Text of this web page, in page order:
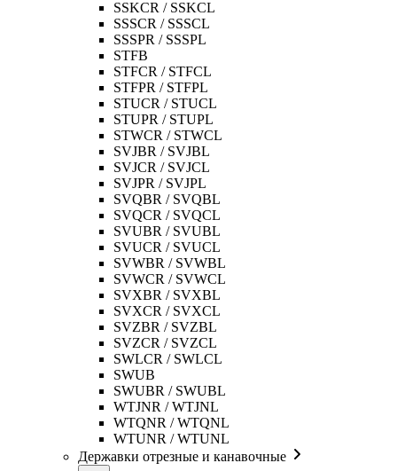
SSKCR / SSKCL
SSSCR / SSSCL
SSSPR / SSSPL
STFB
STFCR / STFCL
STFPR / STFPL
STUCR / STUCL
STUPR / STUPL
STWCR / STWCL
SVJBR / SVJBL
SVJCR / SVJCL
SVJPR / SVJPL
SVQBR / SVQBL
SVQCR / SVQCL
SVUBR / SVUBL
SVUCR / SVUCL
SVWBR / SVWBL
SVWCR / SVWCL
SVXBR / SVXBL
SVXCR / SVXCL
SVZBR / SVZBL
SVZCR / SVZCL
SWLCR / SWLCL
SWUB
SWUBR / SWUBL
WTJNR / WTJNL
WTQNR / WTQNL
WTUNR / WTUNL
Державки отрезные и канавочные